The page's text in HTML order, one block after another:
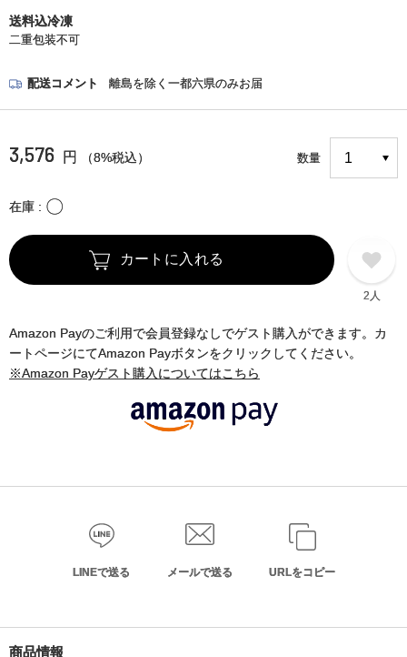
送料込冷凍
二重包装不可
配送コメント 離島を除く一都六県のみお届
3,576 円 （8%税込） 数量
在庫 〇
カートに入れる
2人
Amazon Payのご利用で会員登録なしでゲスト購入ができます。カ
ートページにてAmazon Payボタンをクリックしてください。
※Amazon Payゲスト購入についてはこちら
LINEで送る メールで送る URLをコピー
商品情報